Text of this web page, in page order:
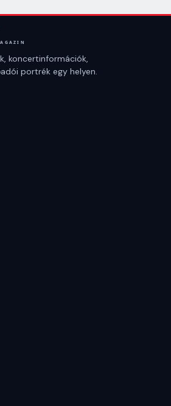
koncertinformációk,
portrék egy helyen.